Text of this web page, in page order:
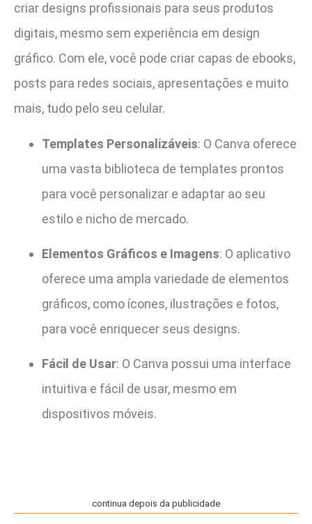
criar designs profissionais para seus produtos
digitais, mesmo sem experiência em design
gráfico. Com ele, você pode criar capas de ebooks,
posts para redes sociais, apresentações e muito
mais, tudo pelo seu celular.
Templates Personalizáveis: O Canva oferece
uma vasta biblioteca de templates prontos
para você personalizar e adaptar ao seu
estilo e nicho de mercado.
Elementos Gráficos e Imagens: O aplicativo
oferece uma ampla variedade de elementos
gráficos, como ícones, ilustrações e fotos,
para você enriquecer seus designs.
Fácil de Usar: O Canva possui uma interface
intuitiva e fácil de usar, mesmo em
dispositivos móveis.
continua depois da publicidade